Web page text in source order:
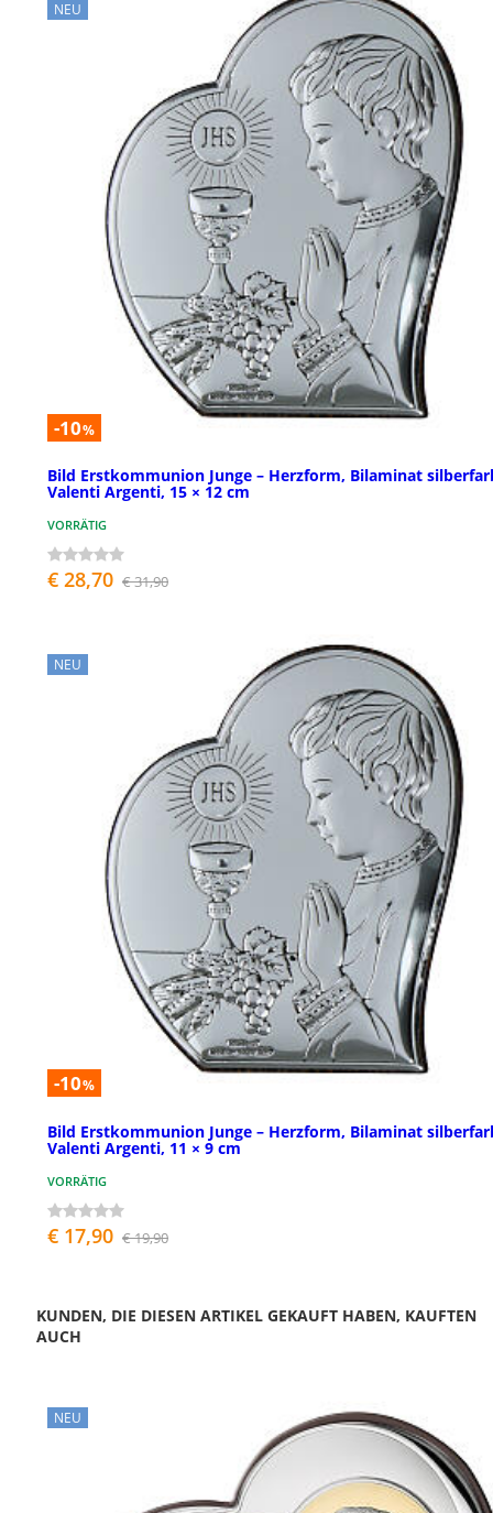
NEU
-10%
Bild Erstkommunion Junge – Herzform, Bilaminat
Valenti Argenti, 15 × 12 cm
VORRÄTIG
€ 28,70 € 31,90
NEU
-10%
Bild Erstkommunion Junge – Herzform, Bilaminat
Valenti Argenti, 11 × 9 cm
VORRÄTIG
€ 17,90 € 19,90
KUNDEN, DIE DIESEN ARTIKEL GEKAUFT HABEN, KAUFTEN
AUCH
NEU